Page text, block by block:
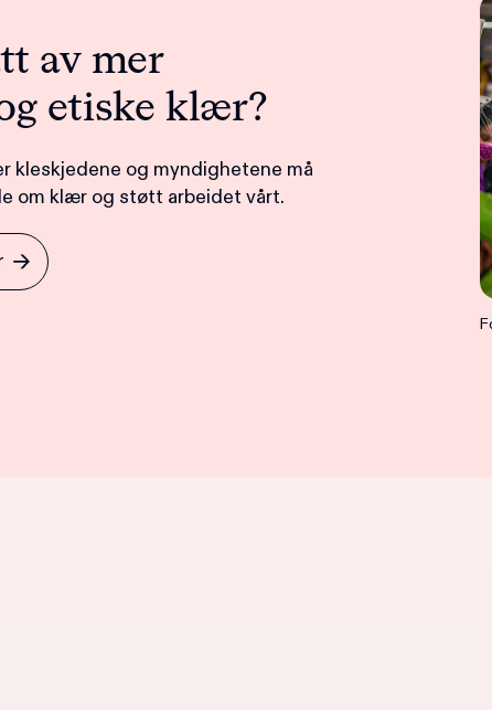
av mer
etiske klær?
kleskjedene og myndighetene må
om klær og støtt arbeidet vårt.